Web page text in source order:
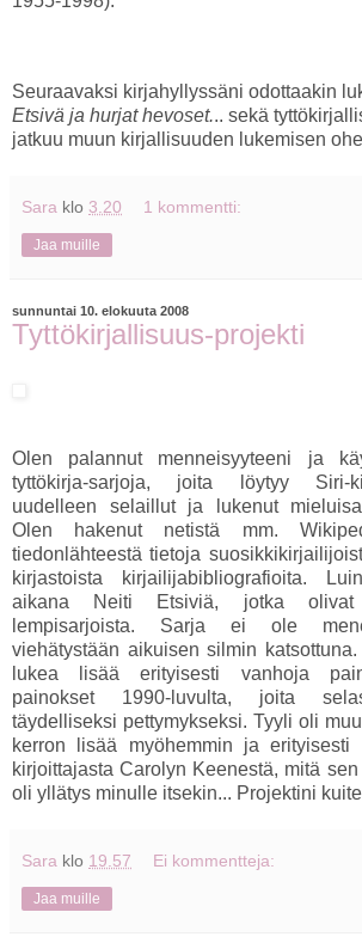
Seuraavaksi kirjahyllyssäni odottaakin
Etsivä ja hurjat hevoset... sekä
jatkuu muun kirjallisuuden lukemisen
Sara klo 3.20 1 kommentti:
Jaa muille
sunnuntai 10. elokuuta 2008
Tyttökirjallisuus-projekti
Olen palannut menneisyyteeni ja
tyttökirja-sarjoja, joita löytyy Siri-
uudelleen selaillut ja lukenut
Olen hakenut netistä mm.
tiedonlähteestä tietoja
kirjastoista kirjailijabibliografioita.
aikana Neiti Etsiviä, jotka olivat
lempisarjoista. Sarja ei ole
viehätystään aikuisen silmin
lukea lisää erityisesti vanhoja
painokset 1990-luvulta, joita
täydelliseksi pettymykseksi. Tyyli oli
kerron lisää myöhemmin ja erityisesti
kirjoittajasta Carolyn Keenestä, mitä
oli yllätys minulle itsekin... Projektini
Sara klo 19.57 Ei kommentteja:
Jaa muille